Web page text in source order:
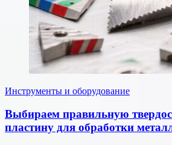
Инструменты и оборудование
Выбираем правильную
пластину для обработки